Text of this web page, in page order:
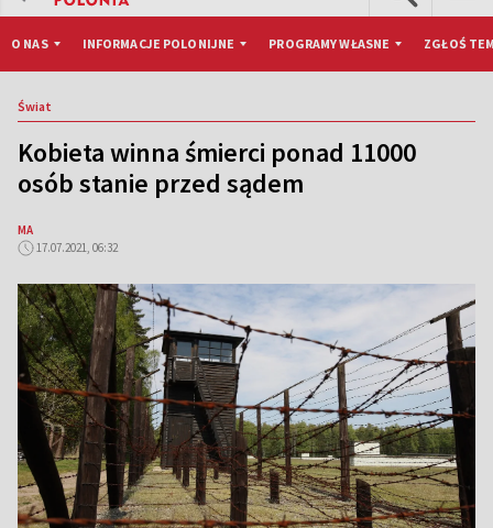
O NAS INFORMACJE POLONIJNE PROGRAMY WŁASNE ZGŁOŚ
Świat
Kobieta winna śmierci ponad 11000
osób stanie przed sądem
MA
17.07.2021, 06:32